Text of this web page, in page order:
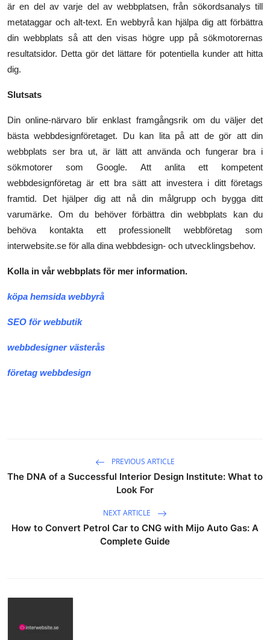
är en del av varje del av webbplatsen, från sökordsanalys till
metataggar och alt-text. En webbyrå kan hjälpa dig att förbättra
din webbplats så att den visas högre upp på sökmotorernas
resultatsidor. Detta gör det lättare för potentiella kunder att hitta
dig.
Slutsats
Din online-närvaro blir enklast framgångsrik om du väljer det
bästa webbdesignföretaget. Du kan lita på att de gör att din
webbplats ser bra ut, är lätt att använda och fungerar bra i
sökmotorer som Google. Att anlita ett kompetent
webbdesignföretag är ett bra sätt att investera i ditt företags
framtid. Det hjälper dig att nå din målgrupp och bygga ditt
varumärke. Om du behöver förbättra din webbplats kan du
behöva kontakta ett professionellt webbföretag som
interwebsite.se för alla dina webbdesign- och utvecklingsbehov.
Kolla in vår webbplats för mer information.
köpa hemsida webbyrå
SEO för webbutik
webbdesigner västerås
företag webbdesign
PREVIOUS ARTICLE
The DNA of a Successful Interior Design Institute: What to
Look For
NEXT ARTICLE
How to Convert Petrol Car to CNG with Mijo Auto Gas: A
Complete Guide